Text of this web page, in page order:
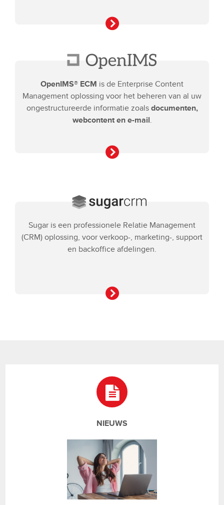
OpenIMS® ECM is de Enterprise Content
Management oplossing voor het beheren van al uw
ongestructureerde informatie zoals documenten,
webcontent en e-mail
Sugar is een professionele Relatie Management
(CRM) oplossing, voor verkoop-, marketing-, support
en backoffice afdelingen.
NIEUWS